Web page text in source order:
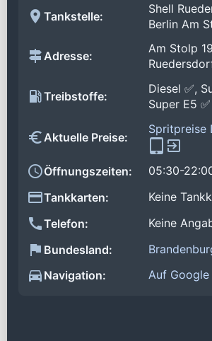
Tankstelle:
Shell
Berlin Am
Adresse:
Am Stolp
Treibstoffe:
Diesel ✅,
Super E5 ✅
Aktuelle Preise:
Spritpreise
Öffnungszeiten:
05:30-
Tankkarten:
Keine
Telefon:
Keine
Bundesland:
Navigation:
Auf